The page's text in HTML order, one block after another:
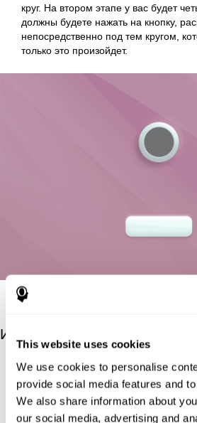
This website uses cookies
We use cookies to personalise
provide social media features and
We also share information about
our social media, advertising and
круг. На втором этапе у вас будет
должны будете нажать на кнопку,
непосредственно под тем кругом,
только это произойдет.
Источники
Deary, I. J., Liewald, D., & Nissan, J.
use, computer-based simple and four-
programme: The Deary-Liewald
Research Methods, 43(1), 258-268.